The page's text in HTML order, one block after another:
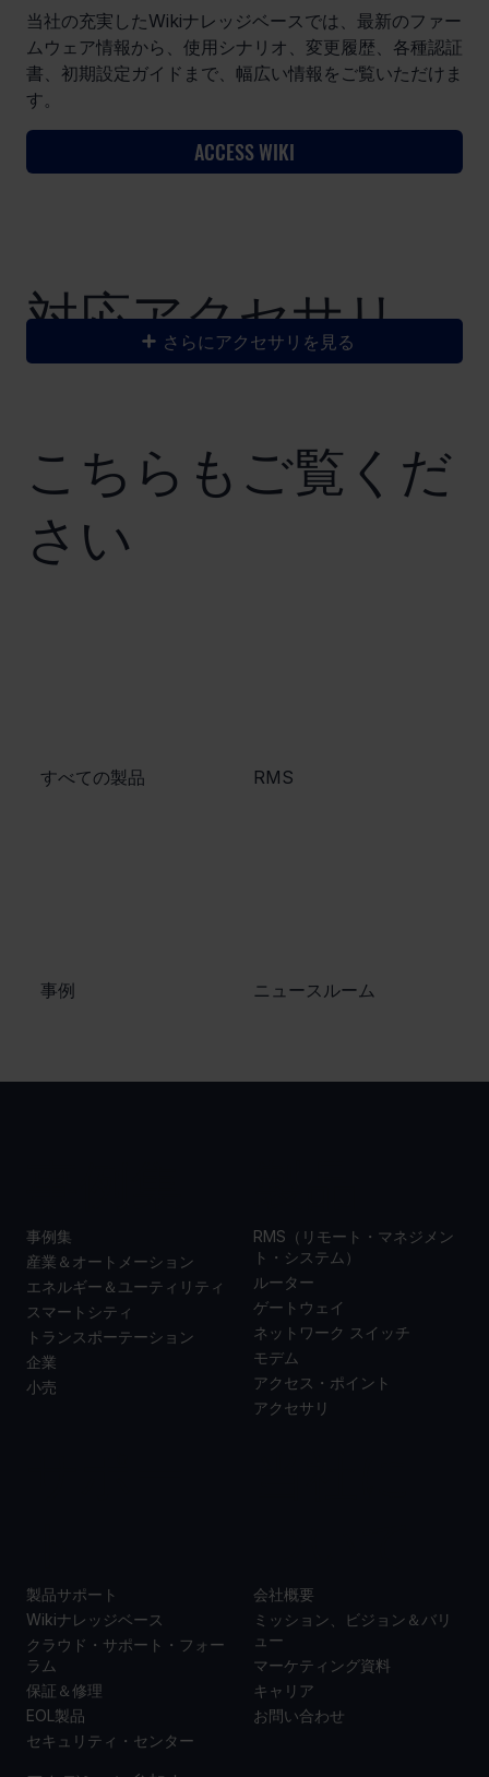
当社の充実したWikiナレッジベースでは、最新のファー
ムウェア情報から、使用シナリオ、変更履歴、各種認証
書、初期設定ガイドまで、幅広い情報をご覧いただけま
す。
ACCESS WIKI
​対応アクセサリ
さらにアクセサリを見る
こちらもご覧くだ
さい
​すべての製品 ​RMS
​事例 ニュースルーム
事例集
産業＆オートメーション
エネルギー＆ユーティリティ
スマートシティ
トランスポーテーション
企業
小売
RMS（リモート・マネジメン
ト・システム）
ルーター
ゲートウェイ
ネットワーク スイッチ
モデム
アクセス・ポイント
アクセサリ
製品サポート
Wikiナレッジベース
クラウド・サポート・フォー
ラム
保証＆修理
EOL製品
セキュリティ・センター
会社概要
ミッション、ビジョン＆バリ
ュー
マーケティング資料
キャリア
お問い合わせ